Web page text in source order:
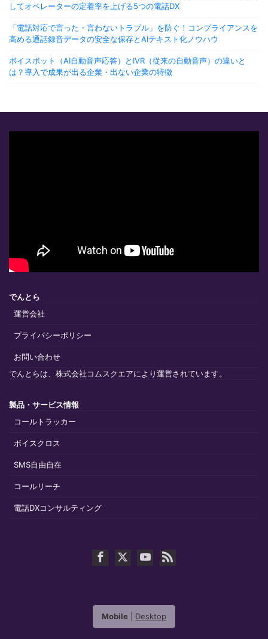
してオペレーターの定着率を上げる5つの電話DX
「電話対応で言った・言わないトラブル」を防ぐ！コンプライアンスを
高める通話録音データの安全な保存とAIテキスト化ノウハウ
ボイスボット（AI自動音声応答）とIVR（従来の自動音声）の違いと
は？導入で成果が出る企業・出ない企業の特徴
でんとら
運営会社
プライバシーポリシー
お問い合わせ
でんとらは、株式会社コムスクエアにより運営されています。
製品・サービス情報
コールトラッカー
ボイスクロス
SMS自由自在
コールリーチ
電話DXコンサルティング
Mobile Desktop